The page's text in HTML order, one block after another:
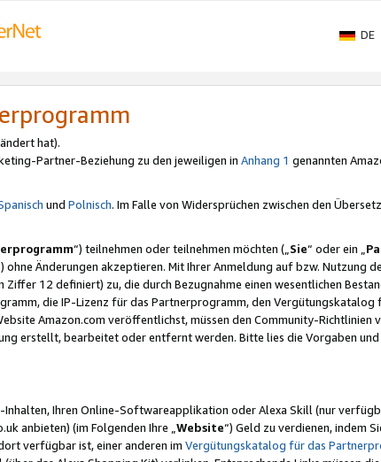
DE
hat).
Partner-Beziehung zu den jeweiligen in Anhang 1 genannten
und Polnisch. Im Falle von Widersprüchen zwischen den
“) teilnehmen oder teilnehmen möchten („Sie“ oder ein „
ohne Änderungen akzeptieren. Mit Ihrer Anmeldung auf bzw. Nutzung
Ziffer 12 definiert) zu, die durch Bezugnahme einen wesentlichen
die IP-Lizenz für das Partnerprogramm, den Vergütungskatalog
Amazon.com veröffentlichst, müssen den Community-Richtlinien
erstellt, bearbeitet oder entfernt werden. Bitte lies die Vorgaben und
Ihren Online-Softwareapplikation oder Alexa Skill (nur
anbieten) (im Folgenden Ihre „ Website“) Geld zu verdienen, indem
verfügbar ist, einer anderen im Vergütungskatalog für das